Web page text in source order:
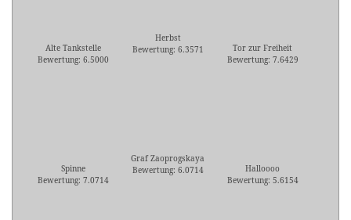
Alte Tankstelle
Bewertung: 6.5000
Herbst
Bewertung: 6.3571
Tor zur Freiheit
Bewertung: 7.6429
Spinne
Bewertung: 7.0714
Graf Zaoprogskaya
Bewertung: 6.0714
Halloooo
Bewertung: 5.6154